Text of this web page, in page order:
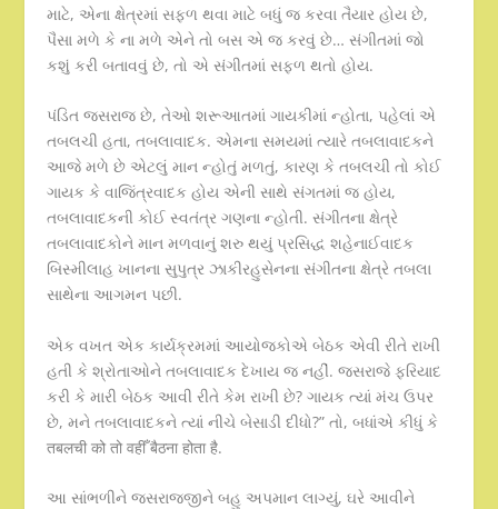
માટે, એના ક્ષેત્રમાં સફળ થવા માટે બધું જ કરવા તૈયાર હોય છે,
પૈસા મળે કે ના મળે એને તો બસ એ જ કરવું છે… સંગીતમાં જો
કશું કરી બતાવવું છે, તો એ સંગીતમાં સફળ થતો હોય.
પંડિત જસરાજ છે, તેઓ શરૂઆતમાં ગાયકીમાં ન્હોતા, પહેલાં એ
તબલચી હતા, તબલાવાદક. એમના સમયમાં ત્યારે તબલાવાદકને
આજે મળે છે એટલું માન ન્હોતું મળતું, કારણ કે તબલચી તો કોઈ
ગાયક કે વાજિંત્રવાદક હોય એની સાથે સંગતમાં જ હોય,
તબલાવાદકની કોઈ સ્વતંત્ર ગણના ન્હોતી. સંગીતના ક્ષેત્રે
તબલાવાદકોને માન મળવાનું શરુ થયું પ્રસિદ્ધ શહેનાઈવાદક
બિસ્મીલાહ ખાનના સુપુત્ર ઝાકીરહુસેનના સંગીતના ક્ષેત્રે તબલા
સાથેના આગમન પછી.
એક વખત એક કાર્યક્રમમાં આયોજકોએ બેઠક એવી રીતે રાખી
હતી કે શ્રોતાઓને તબલાવાદક દેખાય જ નહીં. જસરાજે ફરિયાદ
કરી કે મારી બેઠક આવી રીતે કેમ રાખી છે? ગાયક ત્યાં મંચ ઉપર
છે, મને તબલાવાદકને ત્યાં નીચે બેસાડી દીધો?” તો, બધાંએ કીધું કે
तबलची को तो वहीँ बैठना होता है.
આ સાંભળીને જસરાજજીને બહુ અપમાન લાગ્યું, ઘરે આવીને